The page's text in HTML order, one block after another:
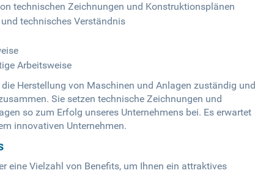
technischen Zeichnungen und Konstruktionsplänen
technisches Verständnis
Arbeitsweise
Herstellung von Maschinen und Anlagen zuständig und
Sie setzen technische Zeichnungen und
so zum Erfolg unseres Unternehmens bei. Es erwartet
innovativen Unternehmen.
eine Vielzahl von Benefits, um Ihnen ein attraktives